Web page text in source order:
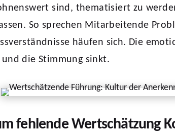
sind, thematisiert zu
So sprechen Mitarbeitende
häufen sich. Die
und die Stimmung sinkt.
fehlende Wertschätzung